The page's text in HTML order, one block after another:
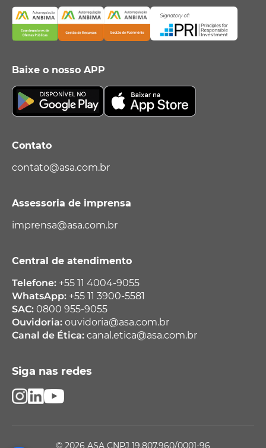
Baixe o nosso APP
Contato
contato@asa.com.br
Assessoria de imprensa
imprensa@asa.com.br
Central de atendimento
Telefone: +55 11 4004-9055
WhatsApp: +55 11 3900-5581
SAC: 0800 955-9055
Ouvidoria: ouvidoria@asa.com.br
Canal de Ética: canal.etica@asa.com.br
Siga nas redes
© 2026 ASA CNPJ 19.807.960/0001-96